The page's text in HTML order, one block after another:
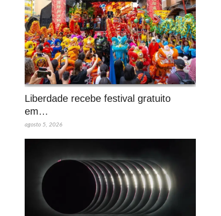
Liberdade recebe festival gratuito
em…
agosto 5, 2026